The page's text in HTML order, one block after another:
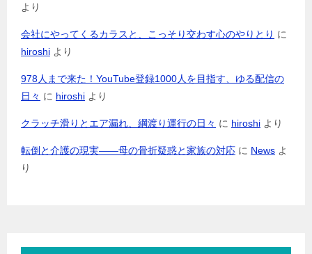
より
会社にやってくるカラスと、こっそり交わす心のやりとり に
hiroshi より
978人まで来た！YouTube登録1000人を目指す、ゆる配信の
日々 に hiroshi より
クラッチ滑りとエア漏れ、綱渡り運行の日々 に hiroshi より
転倒と介護の現実――母の骨折疑惑と家族の対応 に News よ
り